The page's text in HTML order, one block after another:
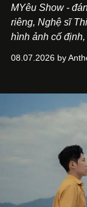
MYêu Show -
riêng, Nghệ sĩ
hình ảnh cố
một bộ suit lụa -
08.07.2026 by